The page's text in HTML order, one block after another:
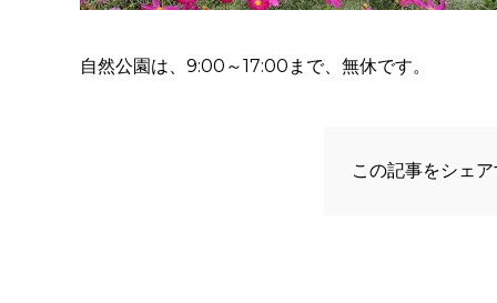
自然公園は、9:00～17:00まで、無休です。
この記事をシェ